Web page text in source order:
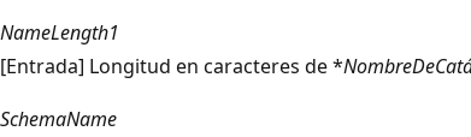
NameLength1
[Entrada] Longitud en caracteres de *
SchemaName